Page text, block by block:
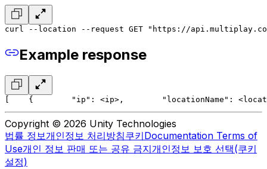
curl --location --request GET "https://
Example response
    {
        "ip": <ip>,
"locationName":
Copyright © 2026 Unity Technologies
법률 정보개인정보 처리방침쿠키Documentation Terms of
Use개인 정보 판매 또는 공유 금지개인정보 보호 선택(쿠키
설정)